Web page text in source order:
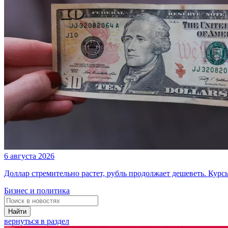
6 августа 2026
Доллар стремительно растет, рубль продолжает дешеветь.
Бизнес и политика
Найти
вернуться в раздел